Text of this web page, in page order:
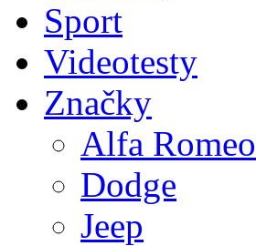
Sport
Videotesty
Značky
Alfa Romeo
Dodge
Jeep